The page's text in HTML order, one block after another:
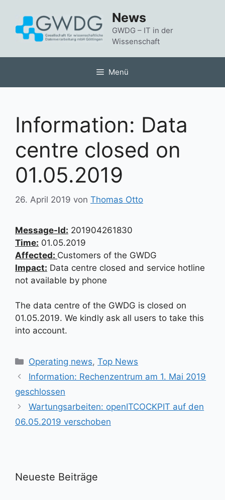
springen
News
GWDG – IT in der
Wissenschaft
Menü
Information: Data
centre closed on
01.05.2019
26. April 2019 von Thomas Otto
Message-Id: 201904261830
Time: 01.05.2019
Affected: Customers of the GWDG
Impact: Data centre closed and service hotline
not available by phone
The data centre of the GWDG is closed on
01.05.2019. We kindly ask all users to take this
into account.
Kategorien
Operating news,Top News
Information: Rechenzentrum am 1. Mai 2019
geschlossen
Wartungsarbeiten: openITCOCKPIT auf den
06.05.2019 verschoben
Neueste Beiträge